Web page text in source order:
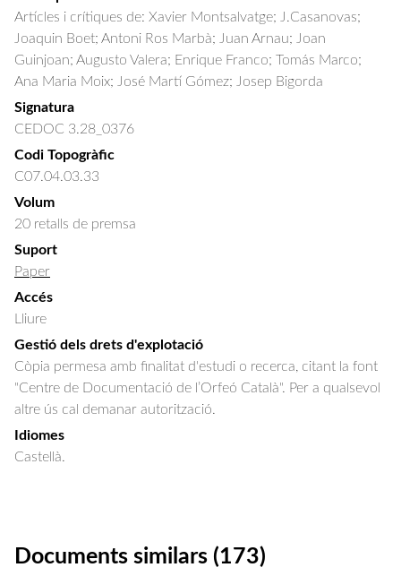
Artícles i crítiques de: Xavier Montsalvatge; J.Casanovas;
Joaquin Boet; Antoni Ros Marbà; Juan Arnau; Joan
Guinjoan; Augusto Valera; Enrique Franco; Tomás Marco;
Ana Maria Moix; José Martí Gómez; Josep Bigorda
Signatura
CEDOC 3.28_0376
Codi Topogràfic
C07.04.03.33
Volum
20 retalls de premsa
Suport
Paper
Accés
Lliure
Gestió dels drets d'explotació
Còpia permesa amb finalitat d'estudi o recerca, citant la font
"Centre de Documentació de l’Orfeó Català". Per a qualsevol
altre ús cal demanar autorització.
Idiomes
Castellà.
Documents similars (173)